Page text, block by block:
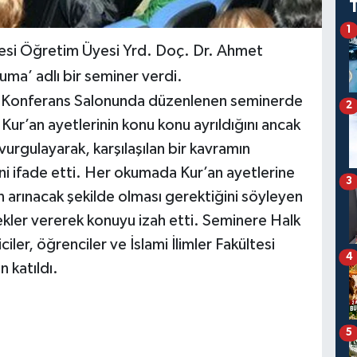
Öğretim Üyesi Yrd. Doç. Dr. Ahmet
adlı bir seminer verdi.
Salonunda düzenlenen seminerde
ayetlerinin konu konu ayrıldığını ancak
karşılaşılan bir kavramın
ifade etti. Her okumada Kur’an ayetlerine
arınacak şekilde olması gerektiğini söyleyen
vererek konuyu izah etti. Seminere Halk
öğrenciler ve İslami İlimler Fakültesi
katıldı.
1
2
3
4
5